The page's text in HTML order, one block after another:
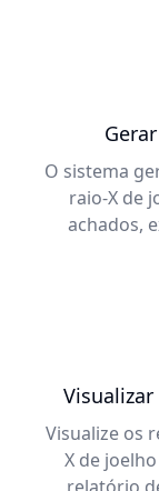
O sistema
raio-X de
achados,
Visualize os
X de